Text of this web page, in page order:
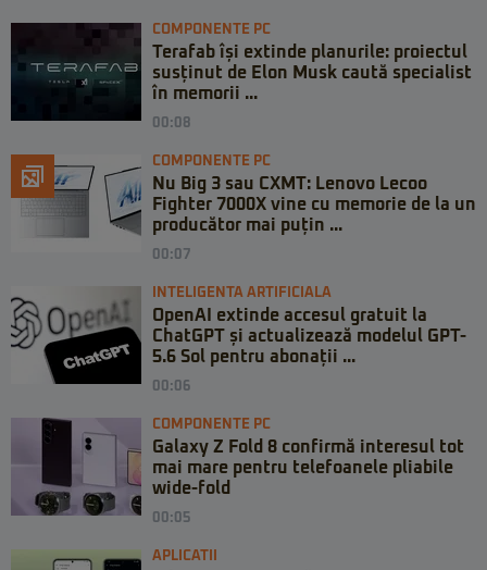
COMPONENTE PC
Terafab își extinde planurile: proiectul
susținut de Elon Musk caută specialist
în memorii ...
00:08
COMPONENTE PC
Nu Big 3 sau CXMT: Lenovo Lecoo
Fighter 7000X vine cu memorie de la un
producător mai puțin ...
00:07
INTELIGENTA ARTIFICIALA
OpenAI extinde accesul gratuit la
ChatGPT și actualizează modelul GPT-
5.6 Sol pentru abonații ...
00:06
COMPONENTE PC
Galaxy Z Fold 8 confirmă interesul tot
mai mare pentru telefoanele pliabile
wide-fold
00:05
APLICATII